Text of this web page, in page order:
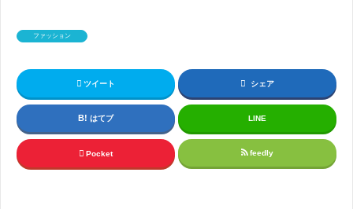
ファッション
ツイート シェア
はてブ LINE
Pocket feedly